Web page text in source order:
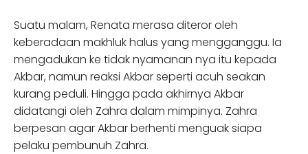
Suatu malam, Renata merasa diteror oleh
keberadaan makhluk halus yang mengganggu. Ia
mengadukan ke tidak nyamanan nya itu kepada
Akbar, namun reaksi Akbar seperti acuh seakan
kurang peduli. Hingga pada akhirnya Akbar
didatangi oleh Zahra dalam mimpinya. Zahra
berpesan agar Akbar berhenti menguak siapa
pelaku pembunuh Zahra.